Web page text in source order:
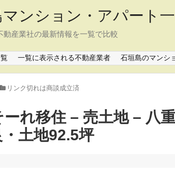
ンション・アパート
動産業社の最新情報を一覧で比較
一覧に表示される不動産業者 石垣島のマンシ
リンク切れは商談成立済
れ移住 – 売土地 – 八
土地92.5坪